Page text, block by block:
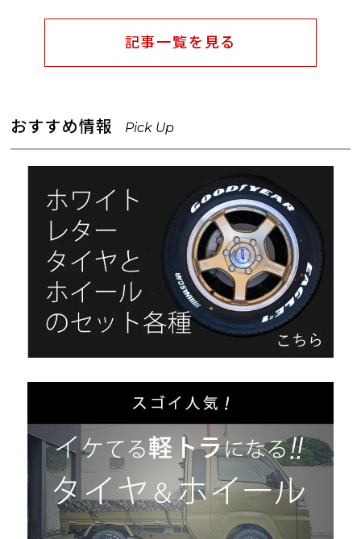
記事一覧を見る
おすすめ情報 Pick Up